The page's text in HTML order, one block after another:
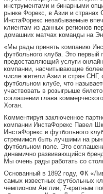
инструментами и бинарными
рынке Форекс, в Азии и странах
ИнстаФорекс незабываемые
клиентам из данных регионов
домашних матчах команды на
«Мы рады принять компанию
футбольного клуба. Это первый
предоставляющий услуги
компании, насчитывающие
числе жители Азии и стран
футбольном клубе, что
участвовать в розыгрыше
соглашении глава
Хоган.
Комментируя заключенное
компании ИнстаФорекс Павел
ИнстаФорекс и футбольного
стремимся быть лучшими на
футбольном поле. Это
динамично развивающийся
Мы очень рады работать со
Основанный в 1892 году, ФК
самых известных футбольных
чемпионом Англии, 7-кратным